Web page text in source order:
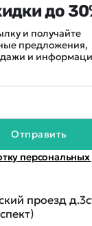
проезд
до
и получайте
предложения,
и
Отправить